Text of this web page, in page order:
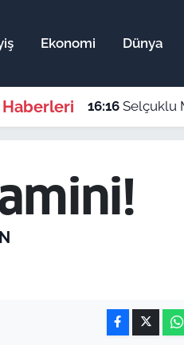
Ekonomi Dünya
Haberleri 16:16 Selçuklu